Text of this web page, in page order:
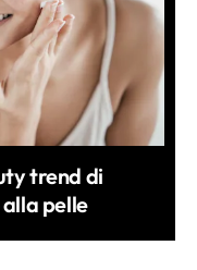
trend di
pelle